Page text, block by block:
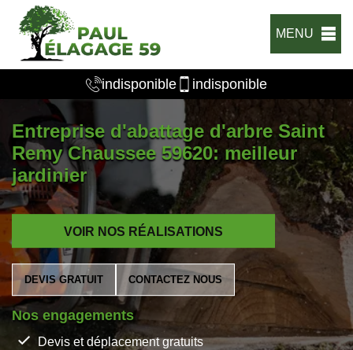
MENU
indisponible indisponible
Entreprise d'abattage d'arbre Saint
Remy Chaussee 59620: meilleur
jardinier
VOIR NOS RÉALISATIONS
DEVIS GRATUIT CONTACTEZ NOUS
Nos engagements
Devis et déplacement gratuits